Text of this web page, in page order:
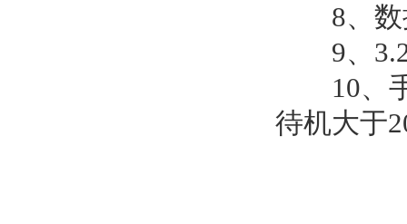
8、数
9、3.2
10、手
待机大于